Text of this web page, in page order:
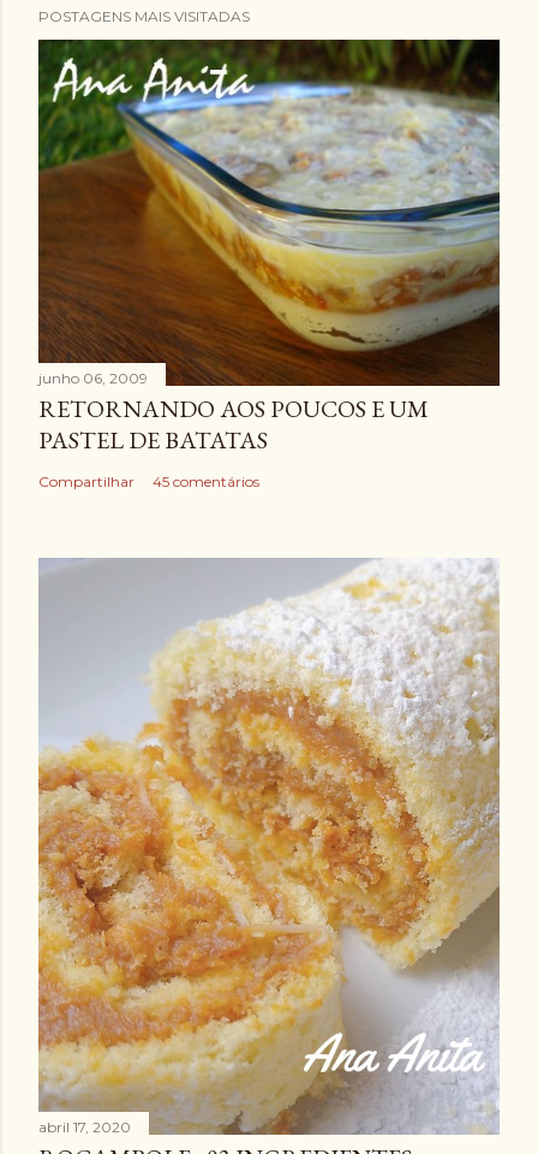
POSTAGENS MAIS VISITADAS
junho 06, 2009
RETORNANDO AOS POUCOS E UM
PASTEL DE BATATAS
Compartilhar 45 comentários
abril 17, 2020